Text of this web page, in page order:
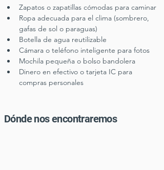
Zapatos o zapatillas cómodas para caminar
Ropa adecuada para el clima (sombrero,
gafas de sol o paraguas)
Botella de agua reutilizable
Cámara o teléfono inteligente para fotos
Mochila pequeña o bolso bandolera
Dinero en efectivo o tarjeta IC para
compras personales
Dónde nos encontraremos